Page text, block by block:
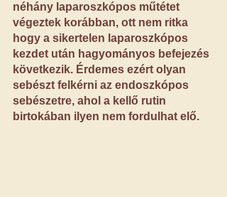
néhány laparoszkópos műtétet
végeztek korábban, ott nem ritka
hogy a sikertelen laparoszkópos
kezdet után hagyományos befejezés
következik. Érdemes ezért olyan
sebészt felkérni az endoszkópos
sebészetre, ahol a kellő rutin
birtokában ilyen nem fordulhat elő.